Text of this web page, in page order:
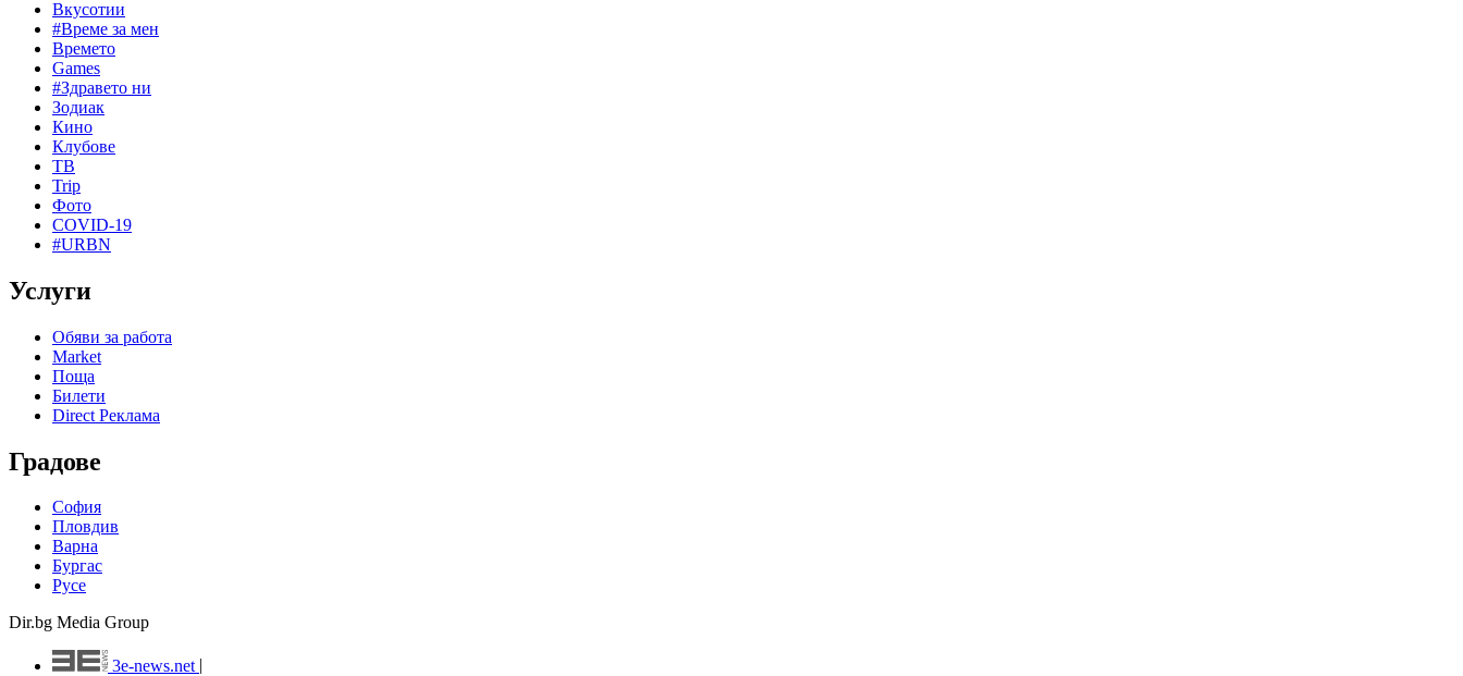
Вкусотии
#Време за мен
Времето
Games
#Здравето ни
Зодиак
Кино
Клубове
ТВ
Trip
Фото
COVID-19
#URBN
Услуги
Обяви за работа
Market
Поща
Билети
Direct Реклама
Градове
София
Пловдив
Варна
Бургас
Русе
Dir.bg Media Group
3e-news.net